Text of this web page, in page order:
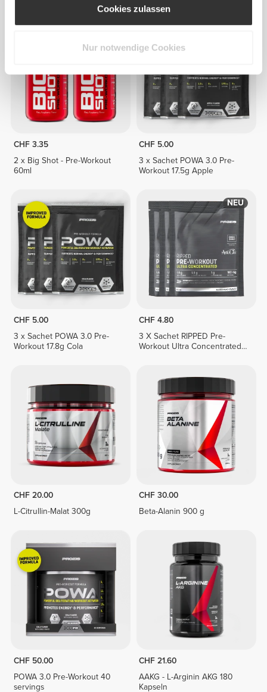
Cookies zulassen
Nur notwendige Cookies
60 caps
CHF 3.35
2 x Big Shot - Pre-Workout
60ml
CHF 5.00
3 x Sachet POWA 3.0 Pre-
Workout 17.5g Apple
CHF 5.00
3 x Sachet POWA 3.0 Pre-
Workout 17.8g Cola
NEU
CHF 4.80
3 X Sachet RIPPED Pre-
Workout Ultra Concentrated
CHF 20.00
L-Citrullin-Malat 300g
CHF 30.00
Beta-Alanin 900 g
CHF 50.00
POWA 3.0 Pre-Workout 40
servings
CHF 21.60
AAKG - L-Arginin AKG 180
Kapseln